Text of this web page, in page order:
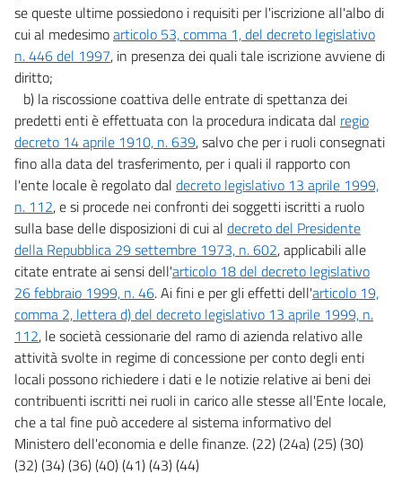
se queste ultime possiedono i requisiti per l'iscrizione all'albo di
cui al medesimoarticolo 53, comma 1, del decreto legislativo
n. 446 del 1997, in presenza dei quali tale iscrizione avviene di
diritto;
b) la riscossione coattiva delle entrate di spettanza dei
predetti enti è effettuata con la procedura indicata dal regio
decreto 14 aprile 1910, n. 639, salvo che per i ruoli consegnati
fino alla data del trasferimento, per i quali il rapporto con
l'ente locale è regolato dal decreto legislativo 13 aprile 1999,
n. 112, e si procede nei confronti dei soggetti iscritti a ruolo
sulla base delle disposizioni di cui al decreto del Presidente
della Repubblica 29 settembre 1973, n. 602, applicabili alle
citate entrate ai sensi dell'articolo 18 del decreto legislativo
26 febbraio 1999, n. 46. Ai fini e per gli effetti dell'articolo 19,
comma 2, lettera d) del decreto legislativo 13 aprile 1999, n.
112, le società cessionarie del ramo di azienda relativo alle
attività svolte in regime di concessione per conto degli enti
locali possono richiedere i dati e le notizie relative ai beni dei
contribuenti iscritti nei ruoli in carico alle stesse all'Ente locale,
che a tal fine può accedere al sistema informativo del
Ministero dell'economia e delle finanze. (22) (24a) (25) (30)
(32) (34) (36) (40) (41) (43) (44)